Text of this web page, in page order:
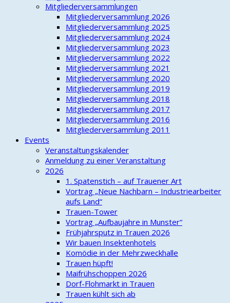
Mitgliederversammlungen
Mitgliederversammlung 2026
Mitgliederversammlung 2025
Mitgliederversammlung 2024
Mitgliederversammlung 2023
Mitgliederversammlung 2022
Mitgliederversammlung 2021
Mitgliederversammlung 2020
Mitgliederversammlung 2019
Mitgliederversammlung 2018
Mitgliederversammlung 2017
Mitgliederversammlung 2016
Mitgliederversammlung 2011
Events
Veranstaltungskalender
Anmeldung zu einer Veranstaltung
2026
1. Spatenstich – auf Trauener Art
Vortrag „Neue Nachbarn – Industriearbeiter
aufs Land“
Trauen-Tower
Vortrag „Aufbaujahre in Munster“
Frühjahrsputz in Trauen 2026
Wir bauen Insektenhotels
Komödie in der Mehrzweckhalle
Trauen hüpft!
Maifrühschoppen 2026
Dorf-Flohmarkt in Trauen
Trauen kühlt sich ab